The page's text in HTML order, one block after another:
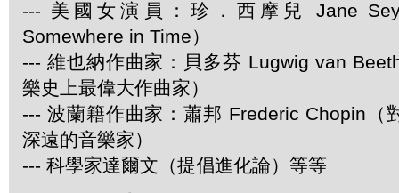
--- 美國女演員：珍．西摩兒 Jane
Somewhere in Time）
--- 維也納作曲家：貝多芬 Lugwig van
樂史上最偉大作曲家）
--- 波蘭籍作曲家：蕭邦 Frederic Chopin（
深遠的音樂家）
--- 科學家達爾文（提倡進化論）等等